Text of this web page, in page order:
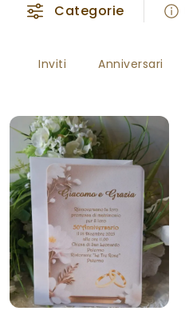
Categorie
Inviti Anniversari